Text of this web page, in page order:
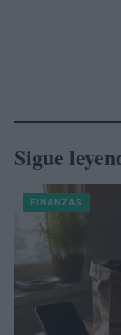
Sigue
FINANZAS